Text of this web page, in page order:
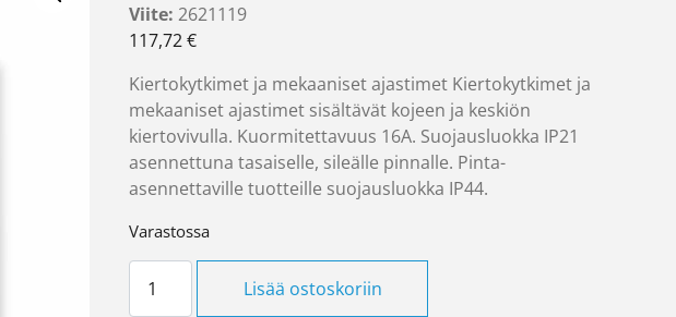
Viite: 2621119
117,72€
Kiertokytkimet ja mekaaniset ajastimet Kiertokytkimet ja
mekaaniset ajastimet sisältävät kojeen ja keskiön
kiertovivulla. Kuormitettavuus 16A. Suojausluokka IP21
asennettuna tasaiselle, sileälle pinnalle. Pinta-
asennettaville tuotteille suojausluokka IP44.
Varastossa
Lisää ostoskoriin